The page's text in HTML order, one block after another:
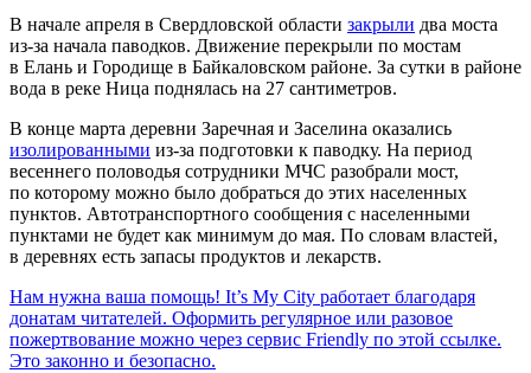
В начале апреля в Свердловской области закрыли два моста
из-за начала паводков. Движение перекрыли по мостам
в Елань и Городище в Байкаловском районе. За сутки в районе
вода в реке Ница поднялась на 27 сантиметров.
В конце марта деревни Заречная и Заселина оказались
изолированными из-за подготовки к паводку. На период
весеннего половодья сотрудники МЧС разобрали мост,
по которому можно было добраться до этих населенных
пунктов. Автотранспортного сообщения с населенными
пунктами не будет как минимум до мая. По словам властей,
в деревнях есть запасы продуктов и лекарств.
Нам нужна ваша помощь! It’s My City работает благодаря
донатам читателей. Оформить регулярное или разовое
пожертвование можно через сервис Friendly по этой ссылке.
Это законно и безопасно.